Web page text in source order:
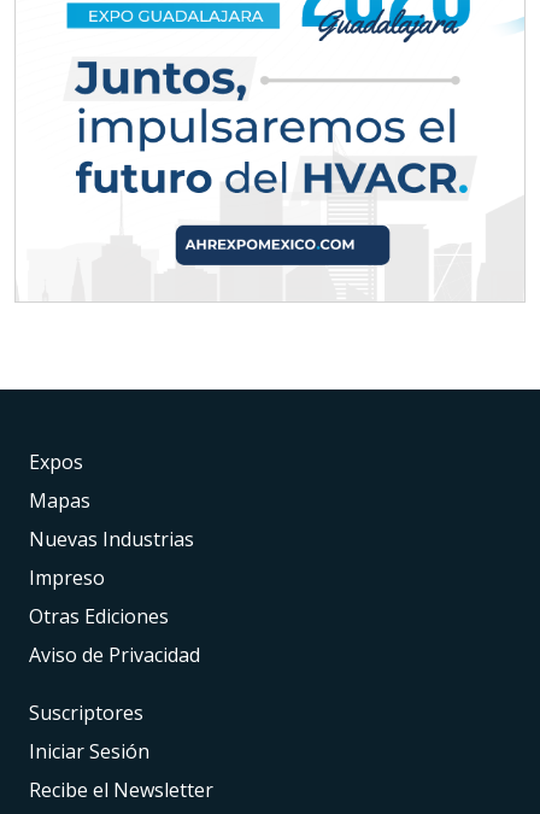
Expos
Mapas
Nuevas Industrias
Impreso
Otras Ediciones
Aviso de Privacidad
Suscriptores
Iniciar Sesión
Recibe el Newsletter